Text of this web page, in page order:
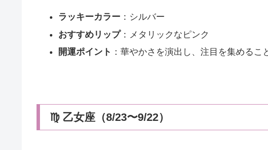
ラッキーカラー：シルバー
おすすめリップ：メタリックなピンク
開運ポイント ：華やかさを演出し、注目を集めるこ
♍ 乙女座（8/23〜9/22）